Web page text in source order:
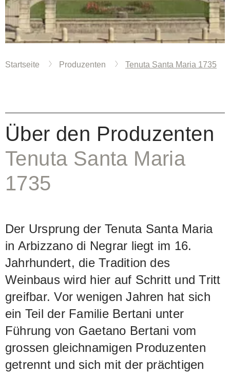
Startseite Produzenten Tenuta Santa Maria 1735
Über den Produzenten
Tenuta Santa Maria
1735
Der Ursprung der Tenuta Santa Maria
in Arbizzano di Negrar liegt im 16.
Jahrhundert, die Tradition des
Weinbaus wird hier auf Schritt und Tritt
greifbar. Vor wenigen Jahren hat sich
ein Teil der Familie Bertani unter
Führung von Gaetano Bertani vom
grossen gleichnamigen Produzenten
getrennt und sich mit der prächtigen